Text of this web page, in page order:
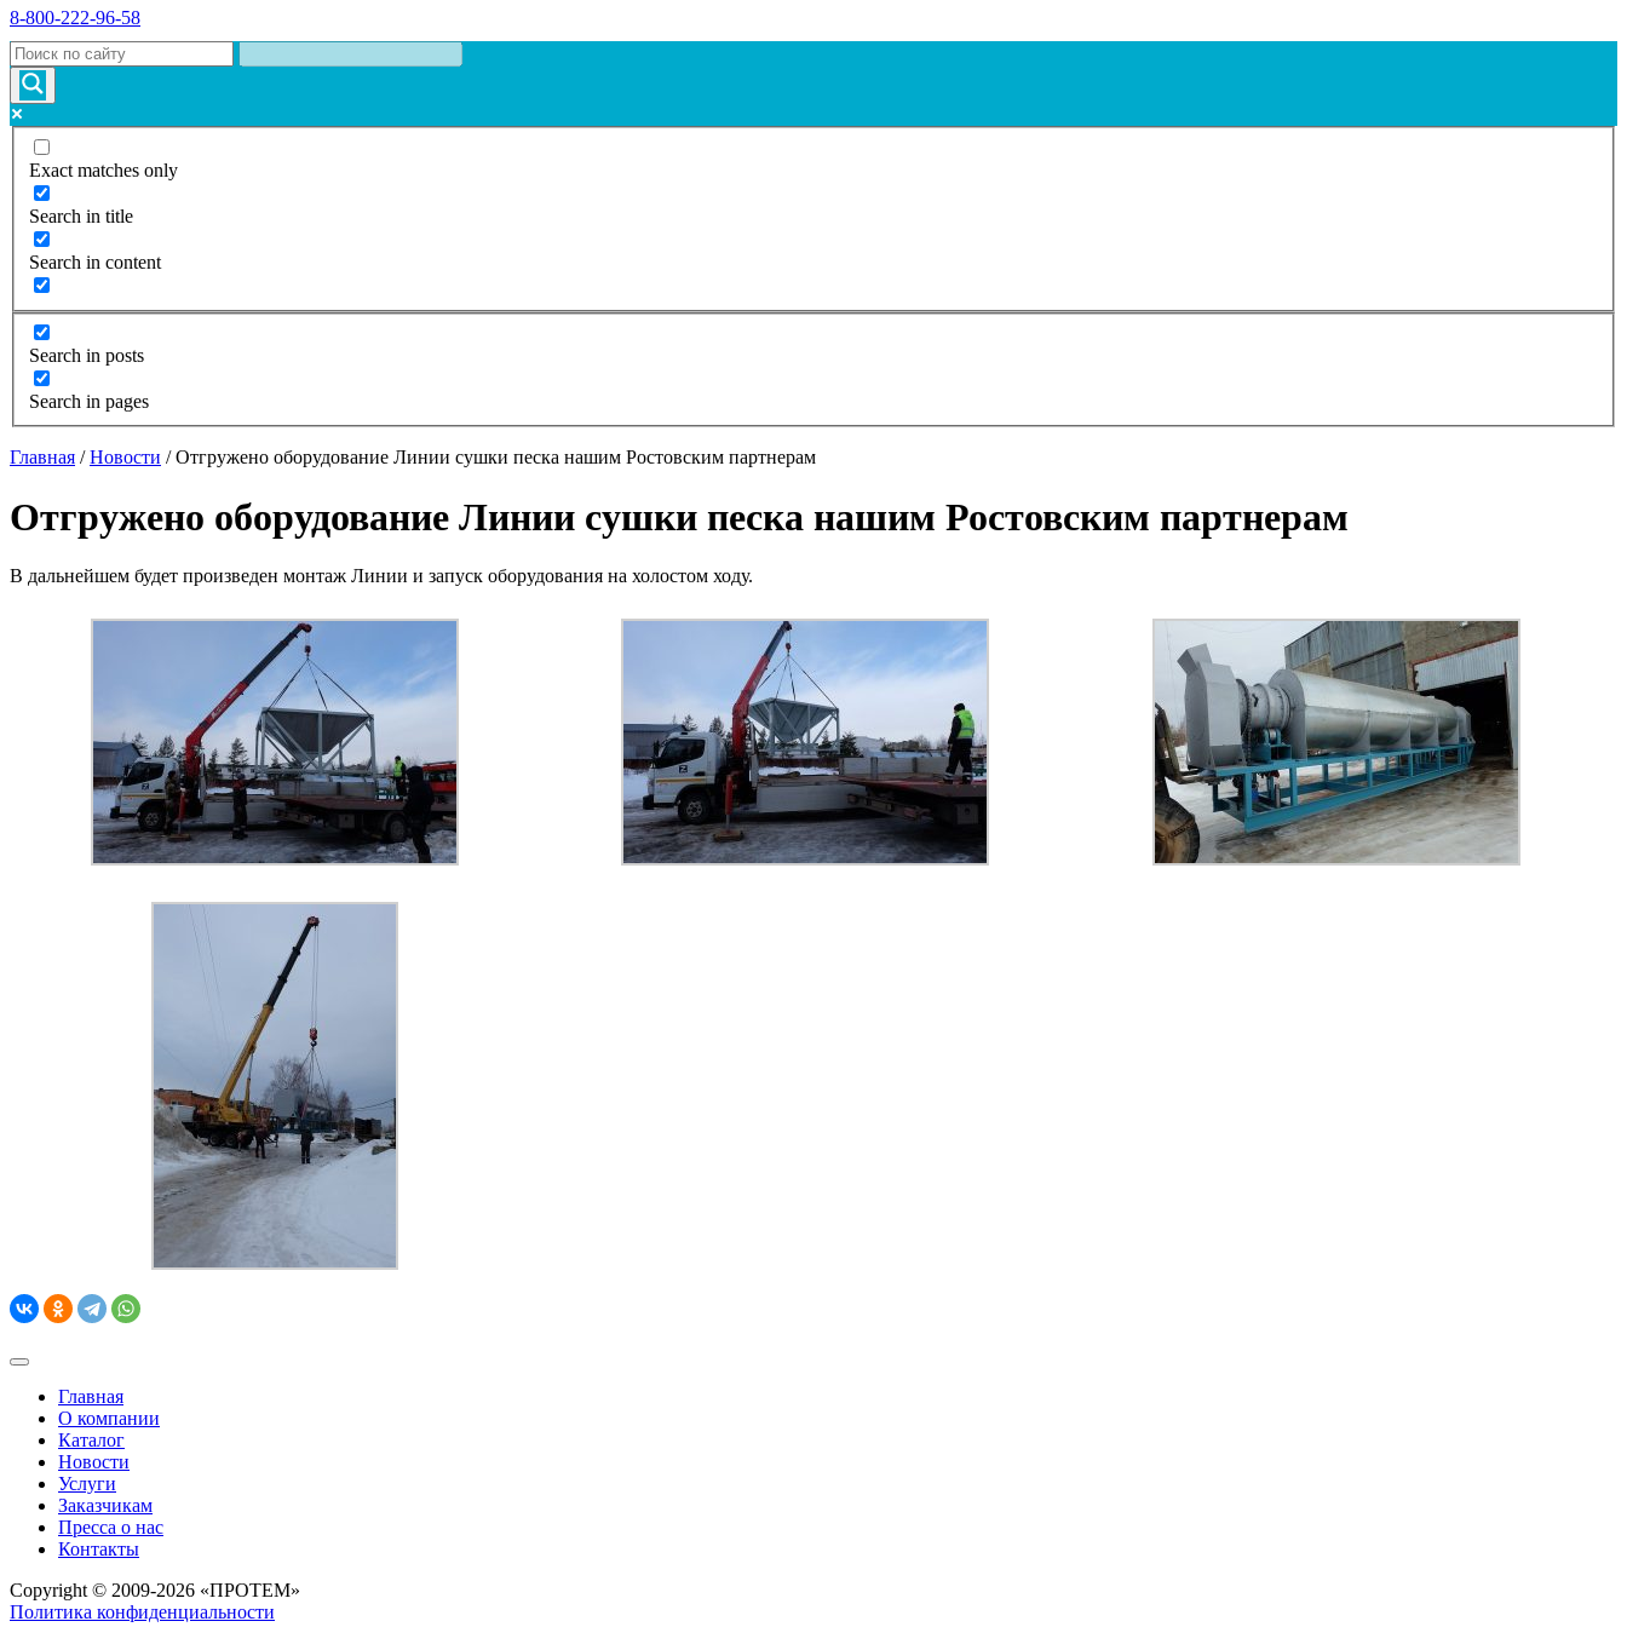
8-800-222-96-58
Exact matches only
Search in title
Search in content
Search in posts
Search in pages
Главная /Новости /Отгружено оборудование Линии сушки песка нашим Ростовским партнерам
Отгружено оборудование Линии сушки песка нашим Ростовским партнерам
В дальнейшем будет произведен монтаж Линии и запуск оборудования на холостом ходу.
Главная
О компании
Каталог
Новости
Услуги
Заказчикам
Пресса о нас
Контакты
Copyright © 2009-2026 «ПРОТЕМ»
Политика конфиденциальности